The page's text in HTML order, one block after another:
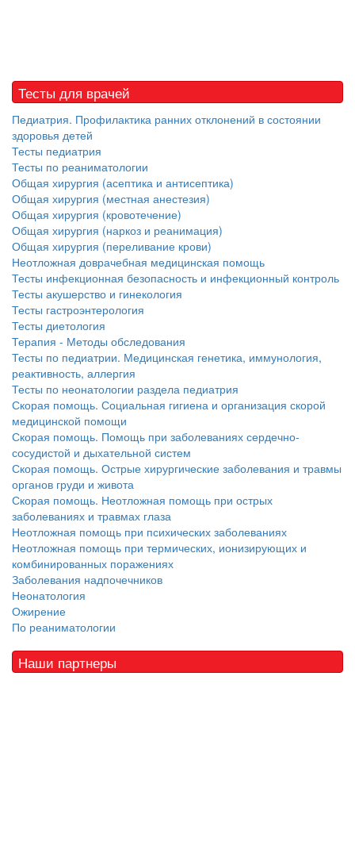
Тесты для врачей
Педиатрия. Профилактика ранних отклонений в состоянии
здоровья детей
Тесты педиатрия
Тесты по реаниматологии
Общая хирургия (асептика и антисептика)
Общая хирургия (местная анестезия)
Общая хирургия (кровотечение)
Общая хирургия (наркоз и реанимация)
Общая хирургия (переливание крови)
Неотложная доврачебная медицинская помощь
Тесты инфекционная безопасность и инфекционный контроль
Тесты акушерство и гинекология
Тесты гастроэнтерология
Тесты диетология
Терапия - Методы обследования
Тесты по педиатрии. Медицинская генетика, иммунология,
реактивность, аллергия
Тесты по неонатологии раздела педиатрия
Скорая помощь. Социальная гигиена и организация скорой
медицинской помощи
Скорая помощь. Помощь при заболеваниях сердечно-
сосудистой и дыхательной систем
Скорая помощь. Острые хирургические заболевания и травмы
органов груди и живота
Скорая помощь. Неотложная помощь при острых
заболеваниях и травмах глаза
Неотложная помощь при психических заболеваниях
Неотложная помощь при термических, ионизирующих и
комбинированных поражениях
Заболевания надпочечников
Неонатология
Ожирение
По реаниматологии
Наши партнеры